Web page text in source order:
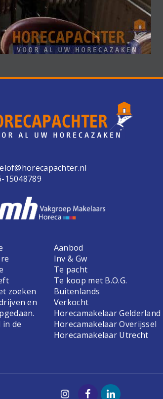
15048789
zoeken
en
de
Aanbod
Inv & Gw
Te pacht
Te koop met B.O.G.
Buitenlands
Verkocht
Horecamakelaar Gelderland
Horecamakelaar Overijssel
Horecamakelaar Utrecht